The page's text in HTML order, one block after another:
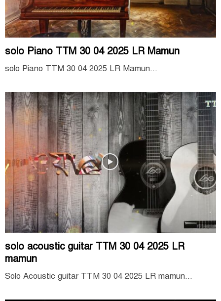
solo Piano TTM 30 04 2025 LR Mamun
solo Piano TTM 30 04 2025 LR Mamun...
solo acoustic guitar TTM 30 04 2025 LR
mamun
Solo Acoustic guitar TTM 30 04 2025 LR mamun...